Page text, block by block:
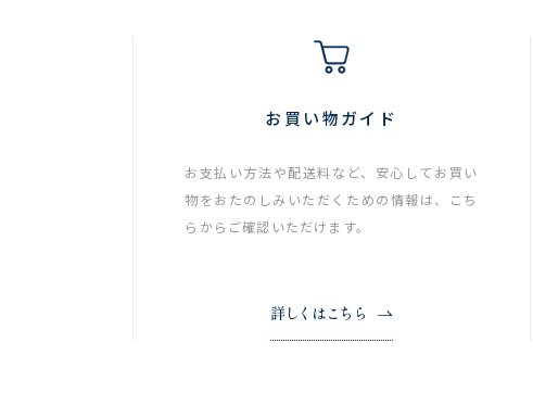
お買い物ガイド
お支払い方法や配送料など、安心してお買い
物をおたのしみいただくための情報は、こち
らからご確認いただけます。
詳しくはこちら